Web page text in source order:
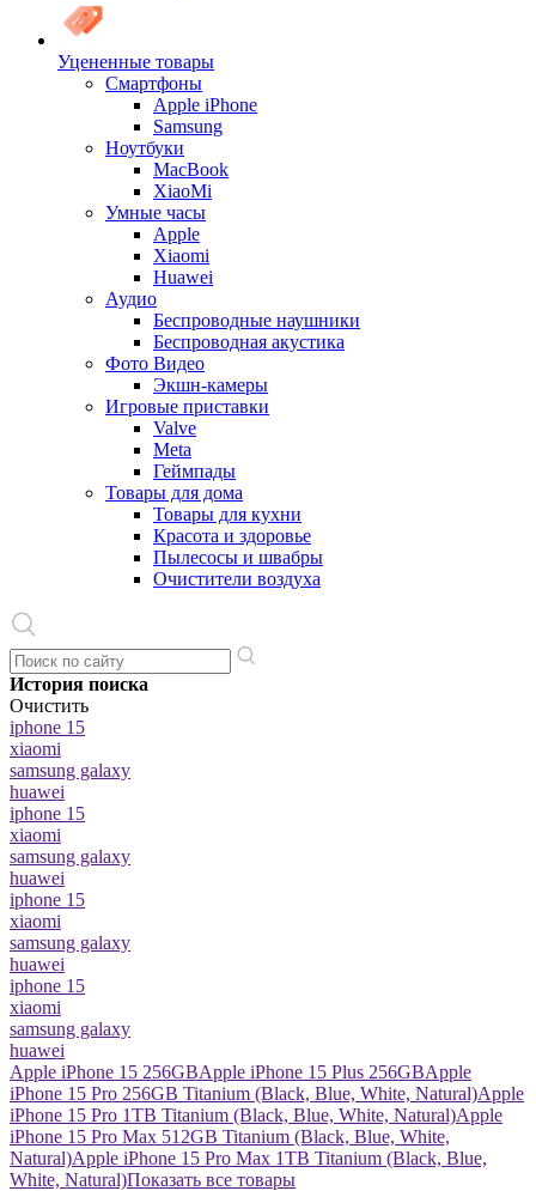
Уцененные товары
Cмартфоны
Apple iPhone
Samsung
Ноутбуки
MacBook
XiaoMi
Умные часы
Apple
Xiaomi
Huawei
Аудио
Беспроводные наушники
Беспроводная акустика
Фото Видео
Экшн-камеры
Игровые приставки
Valve
Meta
Геймпады
Товары для дома
Товары для кухни
Красота и здоровье
Пылесосы и швабры
Очистители воздуха
История поиска
Очистить
iphone 15
xiaomi
samsung galaxy
huawei
iphone 15
xiaomi
samsung galaxy
huawei
iphone 15
xiaomi
samsung galaxy
huawei
iphone 15
xiaomi
samsung galaxy
huawei
Apple iPhone 15 256GBApple iPhone 15 Plus 256GBApple
iPhone 15 Pro 256GB Titanium (Black, Blue, White, Natural)Apple
iPhone 15 Pro 1TB Titanium (Black, Blue, White, Natural)Apple
iPhone 15 Pro Max 512GB Titanium (Black, Blue, White,
Natural)Apple iPhone 15 Pro Max 1TB Titanium (Black, Blue,
White, Natural)Показать все товары